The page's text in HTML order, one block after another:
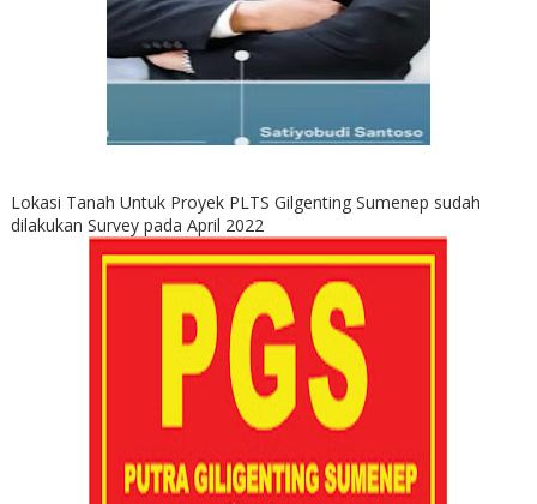
Lokasi Tanah Untuk Proyek PLTS Gilgenting Sumenep sudah
dilakukan Survey pada April 2022